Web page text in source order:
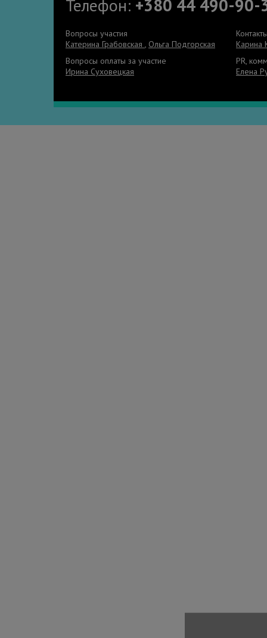
Телефон: +380 44 490-90-
Вопросы участия
Катерина Грабовская , Ольга Подгорская
Карина
Вопросы оплаты за участие
Ирина Суховецкая
PR,
Елена